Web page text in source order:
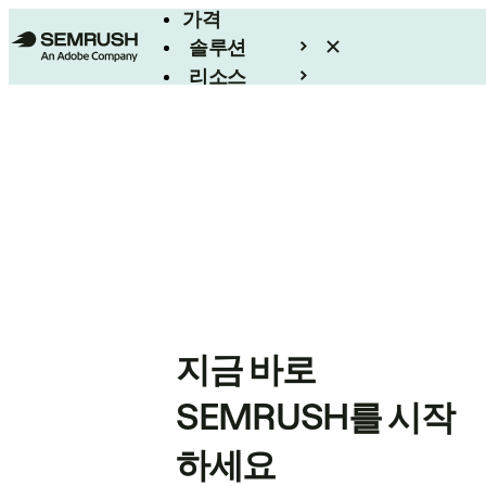
가격
솔루션
리소스
지금 바로
SEMRUSH를 시작
하세요